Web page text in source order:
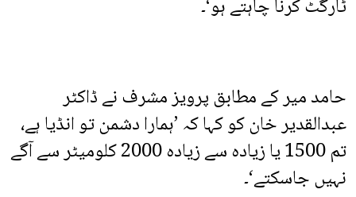
ٹارگٹ کرنا چاہتے ہو‘۔
حامد میر کے مطابق پرویز مشرف نے ڈاکٹر
عبدالقدیر خان کو کہا کہ ’ہمارا دشمن تو انڈیا ہے،
تم 1500 یا زیادہ سے زیادہ 2000 کلومیٹر سے آگے
نہیں جاسکتے‘۔